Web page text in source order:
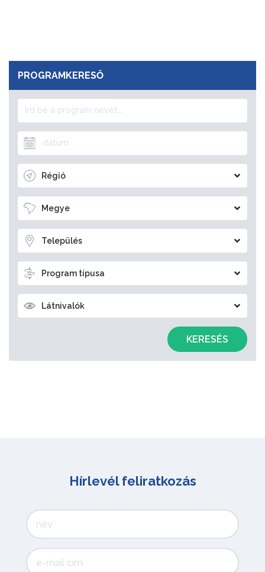
PROGRAMKERESŐ
Régió
Megye
Település
Program típusa
Látnivalók
KERESÉS
Hírlevél feliratkozás